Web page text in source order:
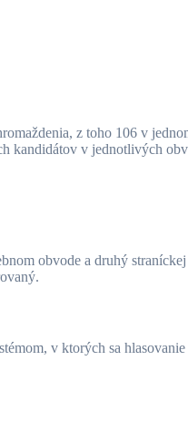
z toho 106 v
kandidátov v jednotlivých
obvode a druhý
v ktorých sa